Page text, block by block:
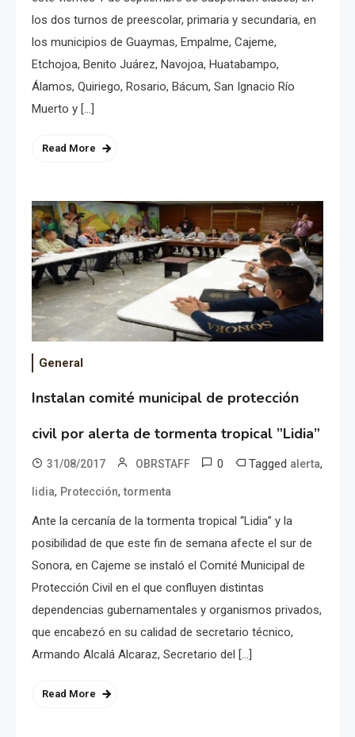
los dos turnos de preescolar, primaria y secundaria, en
los municipios de Guaymas, Empalme, Cajeme,
Etchojoa, Benito Juárez, Navojoa, Huatabampo,
Álamos, Quiriego, Rosario, Bácum, San Ignacio Río
Muerto y […]
Read More
General
Instalan comité municipal de protección
civil por alerta de tormenta tropical ”Lidia”
31/08/2017 OBRSTAFF 0 Tagged alerta,
lidia, Protección,tormenta
Ante la cercanía de la tormenta tropical “Lidia” y la
posibilidad de que este fin de semana afecte el sur de
Sonora, en Cajeme se instaló el Comité Municipal de
Protección Civil en el que confluyen distintas
dependencias gubernamentales y organismos privados,
que encabezó en su calidad de secretario técnico,
Armando Alcalá Alcaraz, Secretario del […]
Read More